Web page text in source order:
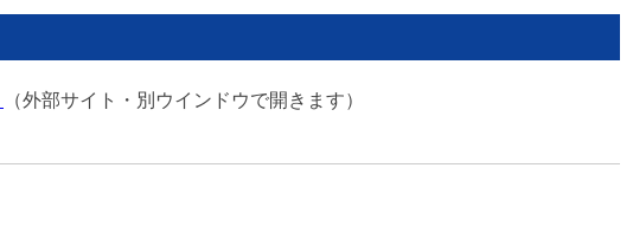
（外部サイト・別ウインドウで開きます）